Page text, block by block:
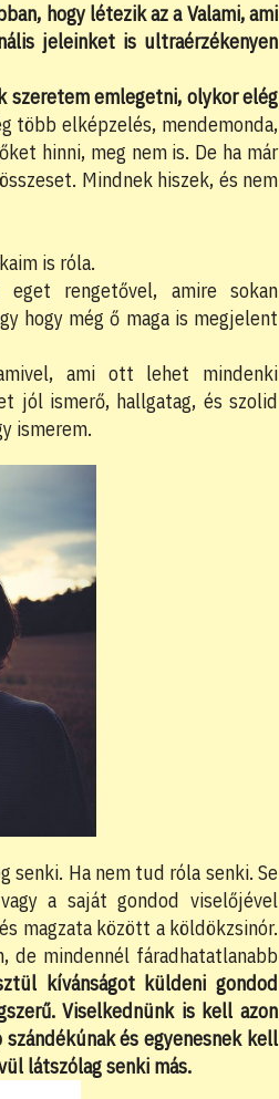
hogy létezik az a Valami, ami
jeleinket is ultraérzékenyen
szeretem emlegetni, olykor elég
több elképzelés, mendemonda,
hinni, meg nem is. De ha már
Mindnek hiszek, és nem
is róla.
eget rengetővel, amire sokan
hogy még ő maga is megjelent
ami ott lehet mindenki
jól ismerő, hallgatag, és szolid
ismerem.
senki. Ha nem tud róla senki. Se
a saját gondod viselőjével
magzata között a köldökzsinór.
mindennél fáradhatatlanabb
kívánságot küldeni gondod
Viselkednünk is kell azon
és egyenesnek kell
látszólag senki más.